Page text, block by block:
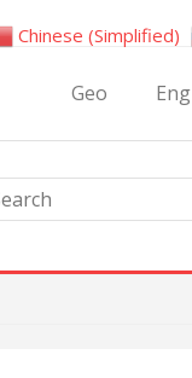
Geo Eng
Chinese (Simplified)